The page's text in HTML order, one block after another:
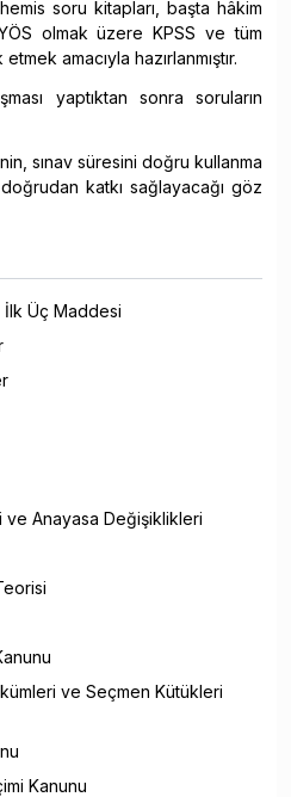
soru kitapları, başta hâkim
olmak üzere KPSS ve tüm
amacıyla hazırlanmıştır.
yaptıktan sonra soruların
sınav süresini doğru kullanma
katkı sağlayacağı göz
İlk Üç Maddesi
ve Anayasa Değişiklikleri
ve Seçmen Kütükleri
Kanunu